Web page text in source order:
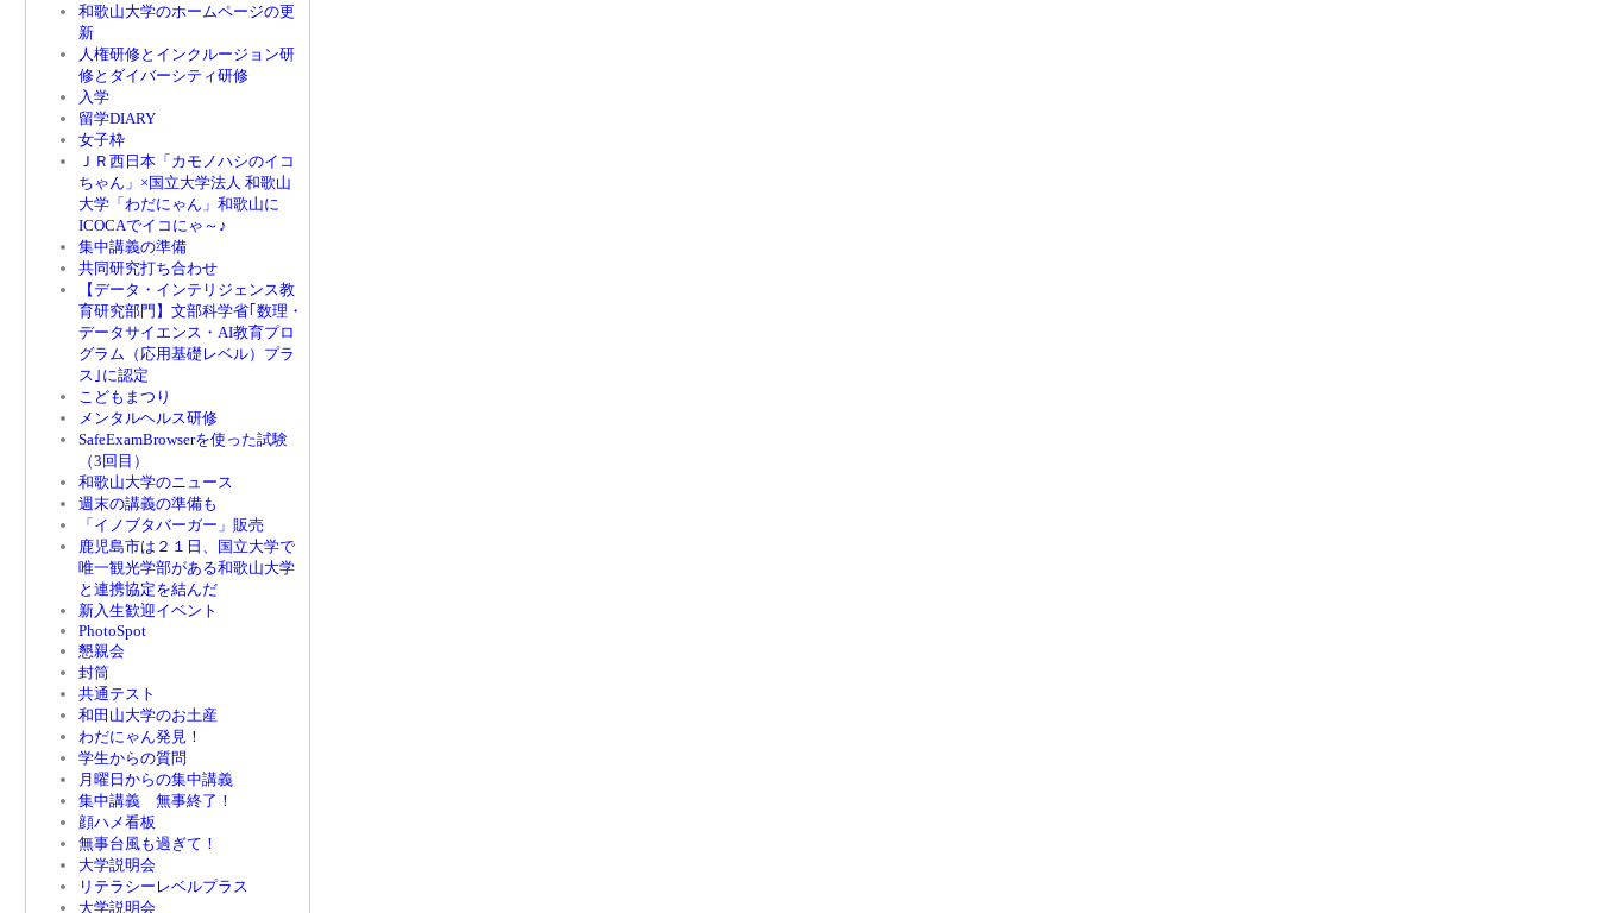
和歌山大学のホームページの更
新
人権研修とインクルージョン研
修とダイバーシティ研修
入学
留学DIARY
女子枠
ＪＲ西日本「カモノハシのイコ
ちゃん」×国立大学法人 和歌山
大学「わだにゃん」和歌山に
ICOCAでイコにゃ～♪
集中講義の準備
共同研究打ち合わせ
【データ・インテリジェンス教
育研究部門】文部科学省｢数理・
データサイエンス・AI教育プロ
グラム（応用基礎レベル）プラ
ス｣に認定
こどもまつり
メンタルヘルス研修
SafeExamBrowserを使った試験
（3回目）
和歌山大学のニュース
週末の講義の準備も
「イノブタバーガー」販売
鹿児島市は２１日、国立大学で
唯一観光学部がある和歌山大学
と連携協定を結んだ
新入生歓迎イベント
PhotoSpot
懇親会
封筒
共通テスト
和田山大学のお土産
わだにゃん発見！
学生からの質問
月曜日からの集中講義
集中講義 無事終了！
顔ハメ看板
無事台風も過ぎて！
大学説明会
リテラシーレベルプラス
大学説明会